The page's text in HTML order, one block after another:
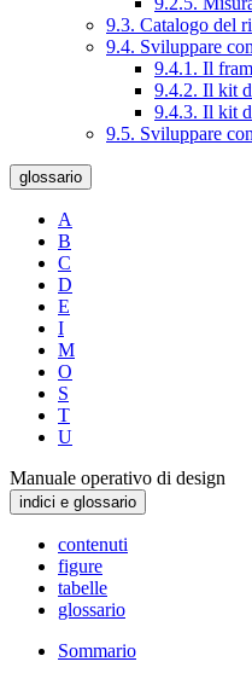
9.3. Catalogo del
9.4. Sviluppare
9.4.1. Il
9.4.2. Il kit
9.4.3. Il kit
9.5. Sviluppare
glossario
A
B
C
D
E
I
M
O
S
T
U
Manuale operativo di design
indici e glossario
contenuti
figure
tabelle
glossario
Sommario